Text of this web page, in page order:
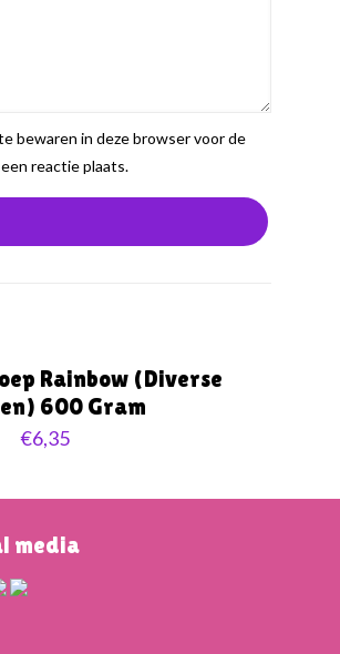
bewaren in deze browser voor de
reactie plaats.
Rainbow (Diverse
600 Gram
€6,35
media